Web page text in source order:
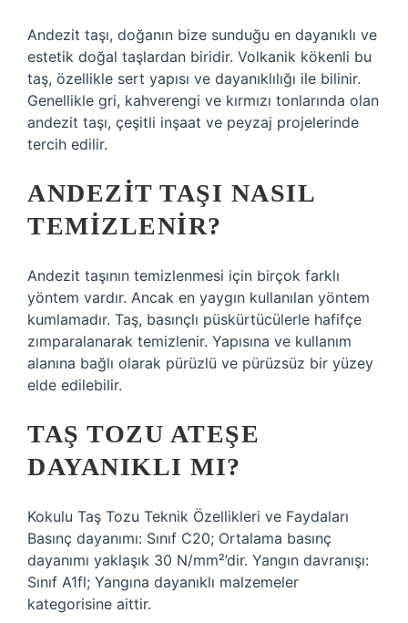
Andezit taşı, doğanın bize sunduğu en dayanıklı ve
estetik doğal taşlardan biridir. Volkanik kökenli bu
taş, özellikle sert yapısı ve dayanıklılığı ile bilinir.
Genellikle gri, kahverengi ve kırmızı tonlarında olan
andezit taşı, çeşitli inşaat ve peyzaj projelerinde
tercih edilir.
ANDEZIT TAŞI NASIL
TEMIZLENIR?
Andezit taşının temizlenmesi için birçok farklı
yöntem vardır. Ancak en yaygın kullanılan yöntem
kumlamadır. Taş, basınçlı püskürtücülerle hafifçe
zımparalanarak temizlenir. Yapısına ve kullanım
alanına bağlı olarak pürüzlü ve pürüzsüz bir yüzey
elde edilebilir.
TAŞ TOZU ATEŞE
DAYANIKLI MI?
Kokulu Taş Tozu Teknik Özellikleri ve Faydaları
Basınç dayanımı: Sınıf C20; Ortalama basınç
dayanımı yaklaşık 30 N/mm²’dir. Yangın davranışı:
Sınıf A1fl; Yangına dayanıklı malzemeler
kategorisine aittir.